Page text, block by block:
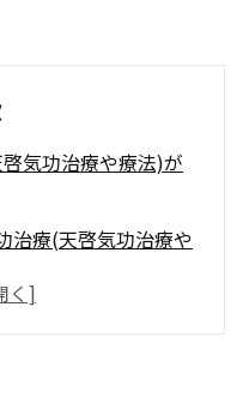
気功治療や療法)が
治療(天啓気功治療や
や療法)で首の痛みが